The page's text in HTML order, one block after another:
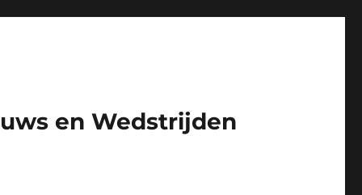
en Wedstrijden​